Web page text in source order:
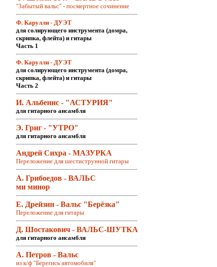
"Забытый вальс" - посмертное сочинение
Ф. Карулли - ДУЭТ
для солирующего инструмента (домра,
скрипка, флейта) и гитары
Часть 1
Ф. Карулли - ДУЭТ
для солирующего инструмента (домра,
скрипка, флейта) и гитары
Часть 2
И. Альбенис - "АСТУРИЯ"
для гитарного ансамбля
Э. Григ - "УТРО"
для гитарного ансамбля
Андрей Сихра - МАЗУРКА
Переложение для шестиструнной гитары
А. Грибоедов - ВАЛЬС
ми минор
Е. Дрейзин - Вальс "Берёзка"
Переложение для гитары
Д. Шостакович - ВАЛЬС-ШУТКА
для гитарного ансамбля
А. Петров - Вальс
из к/ф "Берегись автомобиля"